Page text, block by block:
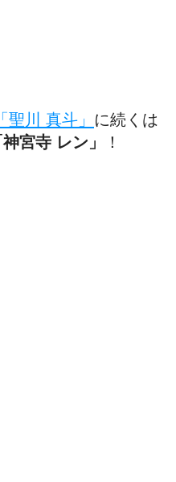
川 真斗」 に続くは
宮寺 レン」
！